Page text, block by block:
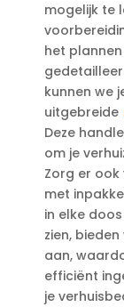
mogelijk te
het
kunnen we
uitgebreide
Deze
om je
Zorg er
met
in elke
zien,
aan,
efficiënt
je